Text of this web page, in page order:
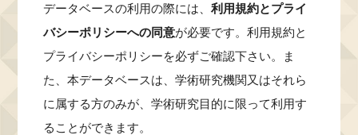
データベースの利用の際には、利用規約とプライ
バシーポリシーへの同意が必要です。利用規約と
プライバシーポリシーを必ずご確認下さい。ま
た、本データベースは、学術研究機関又はそれら
に属する方のみが、学術研究目的に限って利用す
ることができます。